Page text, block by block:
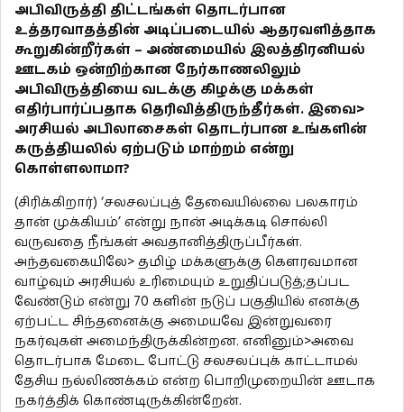
அபிவிருத்தி திட்டங்கள் தொடர்பான
உத்தரவாதத்தின் அடிப்படையில் ஆதரவளித்தாக
கூறுகின்றீர்கள் – அண்மையில் இலத்திரனியல்
ஊடகம் ஒன்றிற்கான நேர்காணலிலும்
அபிவிருத்தியை வடக்கு கிழக்கு மக்கள்
எதிர்பார்ப்பதாக தெரிவித்திருந்தீர்கள். இவை>
அரசியல் அபிலாசைகள் தொடர்பான உங்களின்
கருத்தியலில் ஏற்படும் மாற்றம் என்று
கொள்ளலாமா?
(சிரிக்கிறார்) ‘சலசலப்புத் தேவையில்லை பலகாரம்
தான் முக்கியம்’ என்று நான் அடிக்கடி சொல்லி
வருவதை நீங்கள் அவதானித்திருப்பீர்கள்.
அந்தவகையிலே> தமிழ் மக்களுக்கு கௌரவமான
வாழ்வும் அரசியல் உரிமையும் உறுதிப்படுத்;தப்பட
வேண்டும் என்று 70 களின் நடுப் பகுதியில் எனக்கு
ஏற்பட்ட சிந்தனைக்கு அமையவே இன்றுவரை
நகர்வுகள் அமைந்திருக்கின்றன. எனினும்>அவை
தொடர்பாக மேடை போட்டு சலசலப்புக் காட்டாமல்
தேசிய நல்லிணக்கம் என்ற பொறிமுறையின் ஊடாக
நகர்த்திக் கொண்டிருக்கின்றேன்.